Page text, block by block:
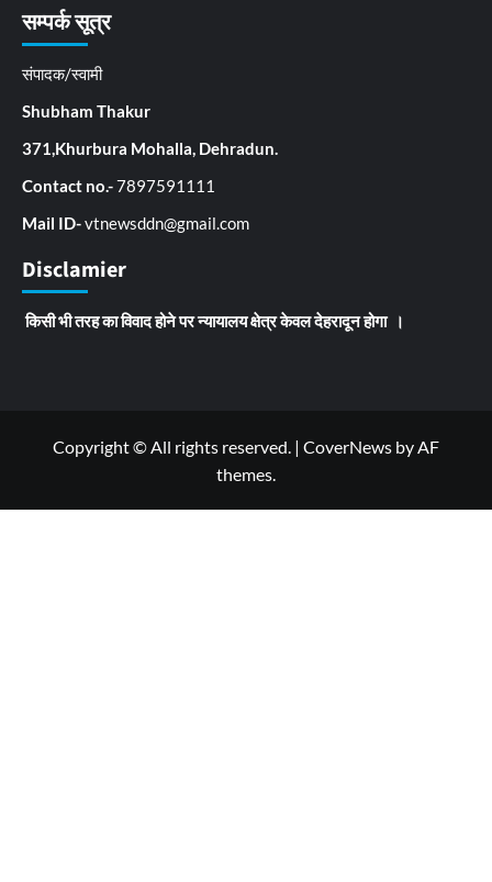
सम्पर्क सूत्र
संपादक/स्वामी
Shubham Thakur
371,Khurbura Mohalla, Dehradun.
Contact no.-7897591111
Mail ID-vtnewsddn@gmail.com
Disclamier
किसी भी तरह का विवाद होने पर न्यायालय क्षेत्र केवल देहरादून होगा ।
Copyright © All rights reserved. | CoverNews by AF
themes.